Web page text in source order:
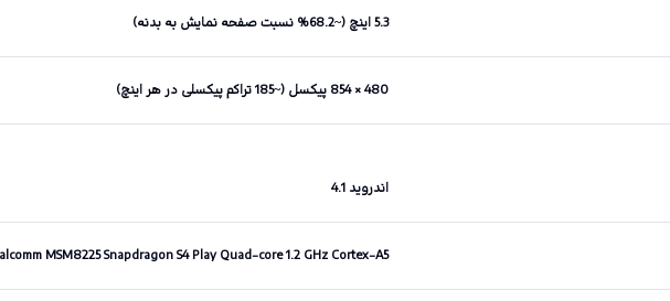
5.3 اینچ (~68.2% نسبت صفحه نمایش به بدنه)
480 × 854 پیکسل (~185 تراکم پیکسلی در هر اینچ)
اندروید 4.1
MSM8225 Snapdragon S4 Play Quad-core 1.2 GHz Cortex-A5